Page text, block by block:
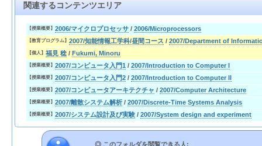
関連するコンテンツエリア
【授業概要】 2006/マイクロプロセッサ / 2006/Microprocessors
【教育プログラム】 2007/知能情報工学科/昼間コース / 2007/Department of
【個人】 福見 稔 / Fukumi, Minoru
【授業概要】 2007/コンピュータ入門1 / 2007/Introduction to Computer I
【授業概要】 2007/コンピュータ入門2 / 2007/Introduction to Computer II
【授業概要】 2007/コンピュータアーキテクチャ / 2007/Computer Architecture
【授業概要】 2007/離散システム解析 / 2007/Discrete-Time Systems Analysis
【授業概要】 2007/システム設計及び実験 / 2007/System design and experiment
◎ このフォルダを閲覧できる人: